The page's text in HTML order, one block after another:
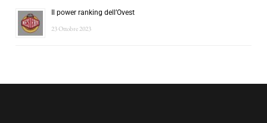
Il power ranking dell’Ovest
23 Ottobre 2023